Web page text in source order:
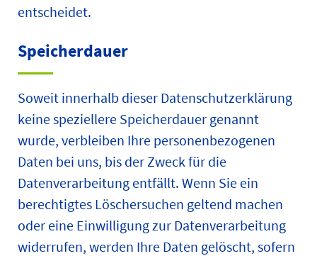
entscheidet.
Speicherdauer
Soweit innerhalb dieser Datenschutzerklärung
keine speziellere Speicherdauer genannt
wurde, verbleiben Ihre personenbezogenen
Daten bei uns, bis der Zweck für die
Datenverarbeitung entfällt. Wenn Sie ein
berechtigtes Löschersuchen geltend machen
oder eine Einwilligung zur Datenverarbeitung
widerrufen, werden Ihre Daten gelöscht, sofern